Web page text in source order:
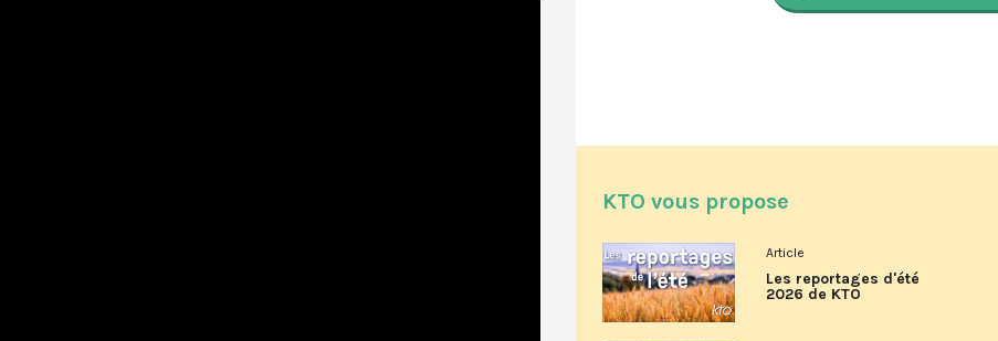
KTO vous propose
Article
Les reportages d'été
2026 de KTO